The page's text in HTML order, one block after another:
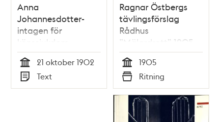
Anna
Johannesdotter-
intagen för
könssjukdom
Tid
21 oktober 1902
Typ
Text
Ragnar Östbergs
tävlingsförslag
Rådhus
”Mälardrott” 1905,
sektioner och planer
tornet
Tid
1905
Typ
Ritning